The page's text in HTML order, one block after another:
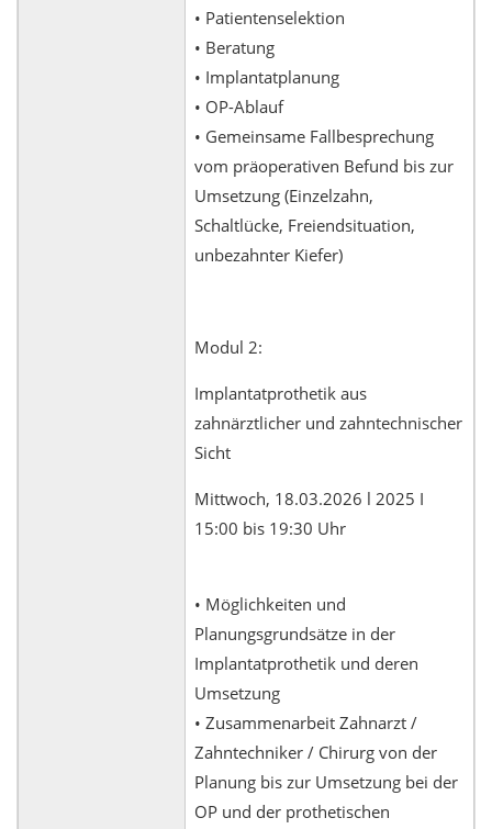
• Patientenselektion
• Beratung
• Implantatplanung
• OP-Ablauf
• Gemeinsame Fallbesprechung
vom präoperativen Befund bis zur
Umsetzung (Einzelzahn,
Schaltlücke, Freiendsituation,
unbezahnter Kiefer)
Modul 2:
Implantatprothetik aus
zahnärztlicher und zahntechnischer
Sicht
Mittwoch, 18.03.2026 l 2025 I
15:00 bis 19:30 Uhr
• Möglichkeiten und
Planungsgrundsätze in der
Implantatprothetik und deren
Umsetzung
• Zusammenarbeit Zahnarzt /
Zahntechniker / Chirurg von der
Planung bis zur Umsetzung bei der
OP und der prothetischen